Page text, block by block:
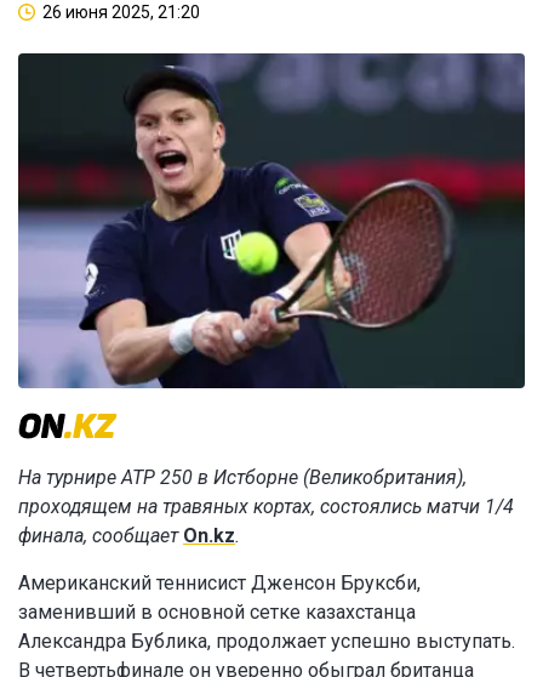
26 июня 2025, 21:20
На турнире ATP 250 в Истборне (Великобритания),
проходящем на травяных кортах, состоялись матчи 1/4
финала, сообщает On.kz.
Американский теннисист Дженсон Бруксби,
заменивший в основной сетке казахстанца
Александра Бублика, продолжает успешно выступать.
В четвертьфинале он уверенно обыграл британца